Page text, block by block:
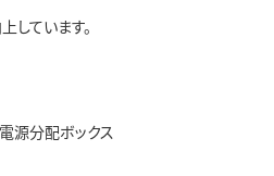
しています。
源分配ボックス